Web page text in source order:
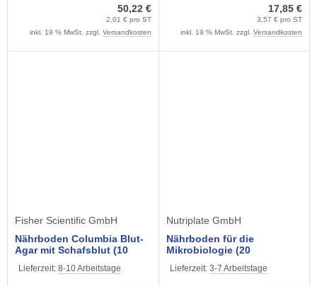
50,22 €
2,01 € pro ST
inkl. 19 % MwSt. zzgl. Versandkosten
17,85 €
3,57 € pro ST
inkl. 19 % MwSt. zzgl. Versandkosten
Fisher Scientific GmbH
Nährboden Columbia Blut-
Agar mit Schafsblut (10
Mikrobiologie
Lieferzeit: 8-10 Arbeitstage
Nutriplate GmbH
Nährboden für die
Mikrobiologie (20
Agar
Lieferzeit: 3-7 Arbeitstage